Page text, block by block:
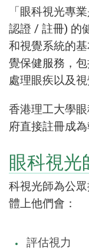
「眼科視光專
認證 / 註冊) 的
和視覺系統的
覺保健服務，
處理眼疾以及
香港理工大學
府直接註冊成
眼科視光
科視光師為公
體上他們會：
評估視力